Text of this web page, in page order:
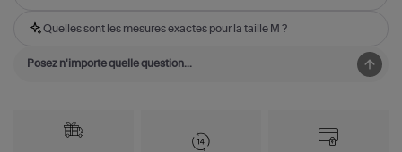
Quelles sont les mesures exactes pour la taille M ?